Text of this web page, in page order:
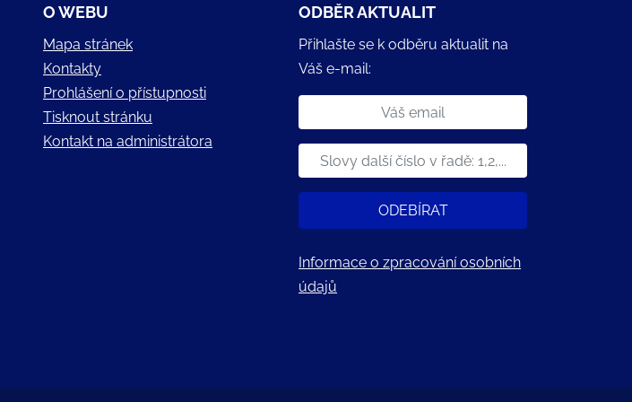
O WEBU
Mapa stránek
Kontakty
Prohlášení o přístupnosti
Tisknout stránku
Kontakt na administrátora
ODBĚR AKTUALIT
Přihlašte se k odběru aktualit na
Váš e-mail:
ODEBÍRAT
Informace o zpracování osobních
údajů